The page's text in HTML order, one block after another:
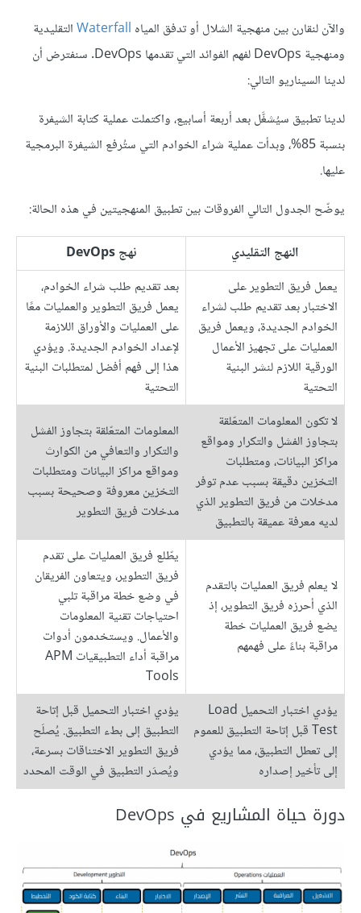
والآن لنقارن بين منهجية الشلال أو تدفق المياه Waterfallالتقليدية
ومنهجية DevOps لفهم الفوائد التي تقدمها DevOps. سنفترض أن
لدينا السيناريو التالي:
لدينا تطبيق سيُشغَّل بعد أربعة أسابيع، واكتملت عملية كتابة الشيفرة
بنسبة 85%، وبدأت عملية شراء الخوادم التي ستُرفع الشيفرة البرمجية
عليها.
يوضّح الجدول التالي الفروقات بين تطبيق المنهجيتين في هذه الحالة:
النهج التقليدي
نهج DevOps
يعمل فريق التطوير على
الاختبار بعد تقديم طلب لشراء
الخوادم الجديدة، ويعمل فريق
العمليات على تجهيز الأعمال
الورقية اللازم لنشر البنية
التحتية
بعد تقديم طلب شراء الخوادم،
يعمل فريق التطوير والعمليات معًا
على العمليات والأوراق اللازمة
لإعداد الخوادم الجديدة. ويؤدي
هذا إلى فهم أفضل لمتطلبات البنية
التحتية
لا تكون المعلومات المتعّلقة
بتجاوز الفشل والتكرار ومواقع
مراكز البيانات، ومتطلبات
التخزين دقيقة بسبب عدم توفر
مدخلات من فريق التطوير الذي
لديه معرفة عميقة بالتطبيق
المعلومات المتعّلقة بتجاوز الفشل
والتكرار والتعافي من الكوارث
ومواقع مراكز البيانات ومتطلبات
التخزين معروفة وصحيحة بسبب
مدخلات فريق التطوير
لا يعلم فريق العمليات بالتقدم
الذي أحرزه فريق التطوير، إذ
يضع فريق العمليات خطة
مراقبة بناءً على فهمهم
يطّلع فريق العمليات على تقدم
فريق التطوير، ويتعاون الفريقان
في وضع خطة مراقبة تلبي
احتياجات تقنية المعلومات
والأعمال. ويستخدمون أدوات
مراقبة أداء التطبيقيات APM
Tools
يؤدي اختبار التحميل Load
Test قبل إتاحة التطبيق للعموم
إلى تعطل التطبيق، مما يؤدي
إلى تأخير إصداره
يؤدي اختبار التحميل قبل إتاحة
التطبيق إلى بطء التطبيق. يُصلَح
فريق التطوير الاختناقات بسرعة،
ويُصدَر التطبيق في الوقت المحدد
دورة حياة المشاريع في DevOps